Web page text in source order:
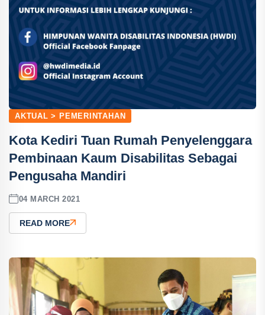
AKTUAL > PEMERINTAHAN
Kota Kediri Tuan Rumah Penyelenggara
Pembinaan Kaum Disabilitas Sebagai
Pengusaha Mandiri
04 MARCH 2021
READ MORE